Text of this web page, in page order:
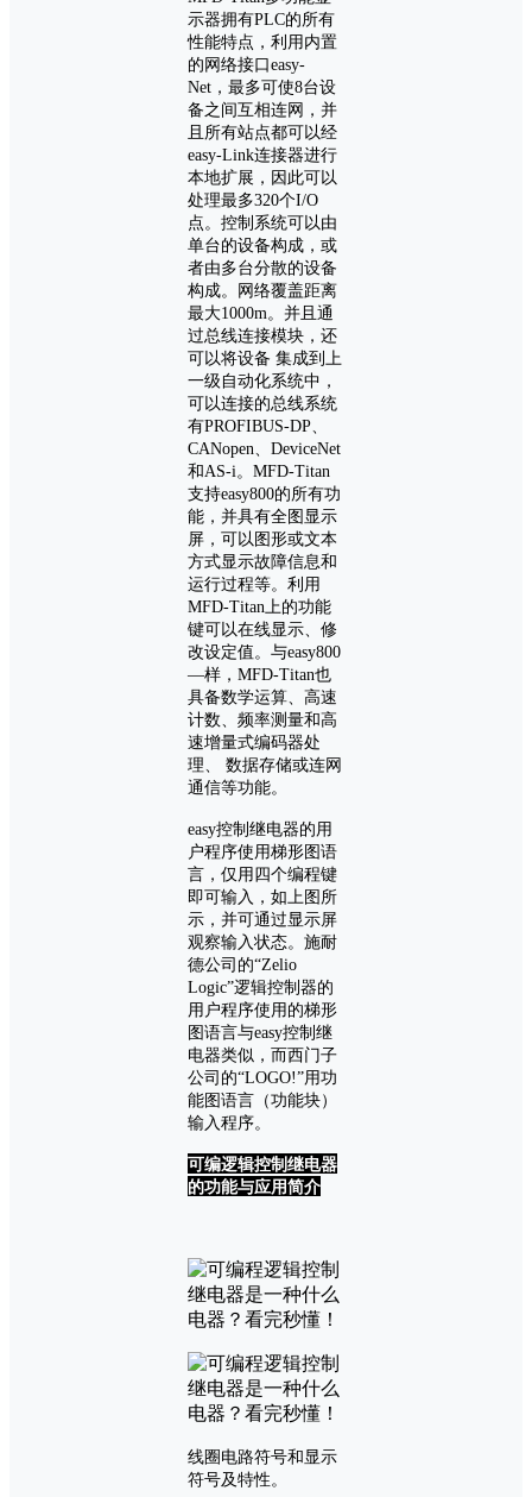
示器拥有PLC的所有
性能特点，利用内置
的网络接口easy-
Net，最多可使8台设
备之间互相连网，并
且所有站点都可以经
easy-Link连接器进行
本地扩展，因此可以
处理最多320个I/O
点。控制系统可以由
单台的设备构成，或
者由多台分散的设备
构成。网络覆盖距离
最大1000m。并且通
过总线连接模块，还
可以将设备 集成到上
一级自动化系统中，
可以连接的总线系统
有PROFIBUS-DP、
CANopen、DeviceNet
和AS-i。MFD-Titan
支持easy800的所有功
能，并具有全图显示
屏，可以图形或文本
方式显示故障信息和
运行过程等。利用
MFD-Titan上的功能
键可以在线显示、修
改设定值。与easy800
—样，MFD-Titan也
具备数学运算、高速
计数、频率测量和高
速增量式编码器处
理、 数据存储或连网
通信等功能。
easy控制继电器的用
户程序使用梯形图语
言，仅用四个编程键
即可输入，如上图所
示，并可通过显示屏
观察输入状态。施耐
德公司的“Zelio
Logic”逻辑控制器的
用户程序使用的梯形
图语言与easy控制继
电器类似，而西门子
公司的“LOGO!”用功
能图语言（功能块）
输入程序。
可编逻辑控制继电器
的功能与应用简介
线圈电路符号和显示
符号及特性。